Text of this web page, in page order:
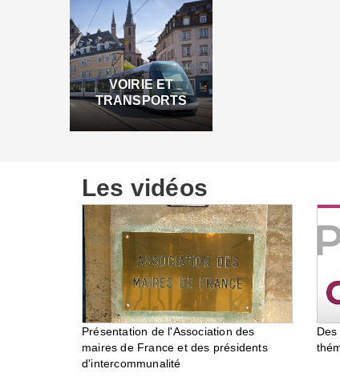
VOIRIE ET
TRANSPORTS
Les vidéos
Présentation de l'Association des
maires de France et des présidents
d'intercommunalité